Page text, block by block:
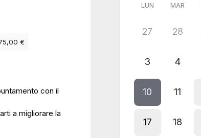
€
con il
a migliorare la
LUN MAR
27 28
3 4
10 11
17 18